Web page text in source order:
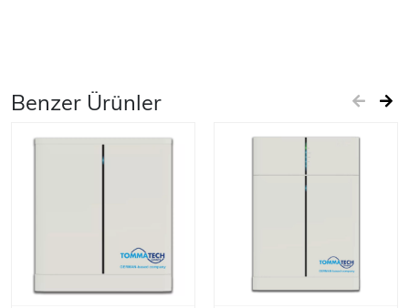
Benzer Ürünler